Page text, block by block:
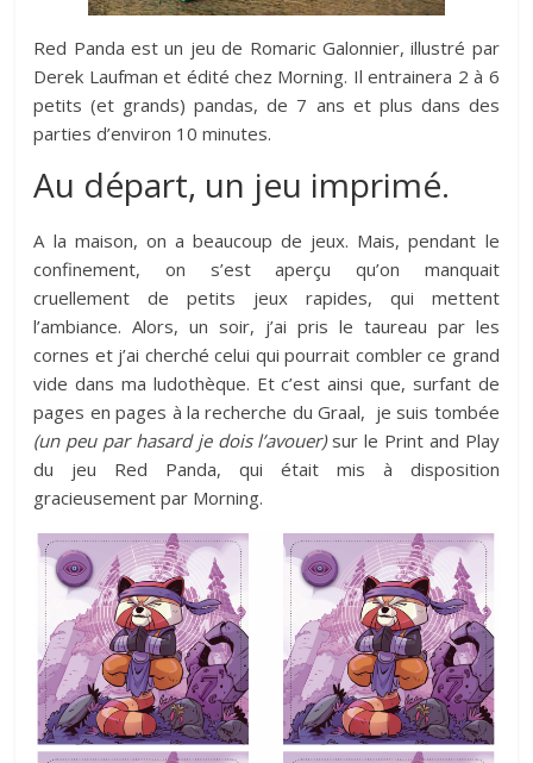
Red Panda est un jeu de Romaric Galonnier, illustré par
Derek Laufman et édité chez Morning. Il entrainera 2 à 6
petits (et grands) pandas, de 7 ans et plus dans des
parties d’environ 10 minutes.
Au départ, un jeu imprimé.
A la maison, on a beaucoup de jeux. Mais, pendant le
confinement, on s’est aperçu qu’on manquait
cruellement de petits jeux rapides, qui mettent
l’ambiance. Alors, un soir, j’ai pris le taureau par les
cornes et j’ai cherché celui qui pourrait combler ce grand
vide dans ma ludothèque. Et c’est ainsi que, surfant de
pages en pages à la recherche du Graal, je suis tombée
(un peu par hasard je dois l’avouer)sur le Print and Play
du jeu Red Panda, qui était mis à disposition
gracieusement par Morning.